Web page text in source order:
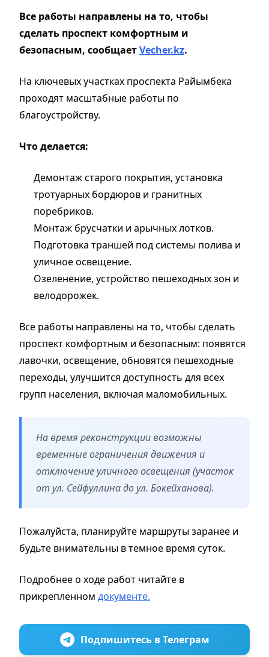
Все работы направлены на то, чтобы
сделать проспект комфортным и
безопасным, сообщаетVecher.kz.
На ключевых участках проспекта Райымбека
проходят масштабные работы по
благоустройству.
Что делается:
Демонтаж старого покрытия, установка
тротуарных бордюров и гранитных
поребриков.
Монтаж брусчатки и арычных лотков.
Подготовка траншей под системы полива и
уличное освещение.
Озеленение, устройство пешеходных зон и
велодорожек.
Все работы направлены на то, чтобы сделать
проспект комфортным и безопасным: появятся
лавочки, освещение, обновятся пешеходные
переходы, улучшится доступность для всех
групп населения, включая маломобильных.
На время реконструкции возможны
временные ограничения движения и
отключение уличного освещения (участок
от ул. Сейфуллина до ул. Бокейханова).
Пожалуйста, планируйте маршруты заранее и
будьте внимательны в темное время суток.
Подробнее о ходе работ читайте в
прикрепленном документе.
Подпишитесь в Телеграм